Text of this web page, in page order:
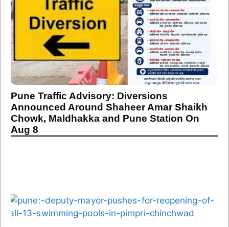
Pune Traffic Advisory: Diversions
Announced Around Shaheer Amar Shaikh
Chowk, Maldhakka and Pune Station On
Aug 8